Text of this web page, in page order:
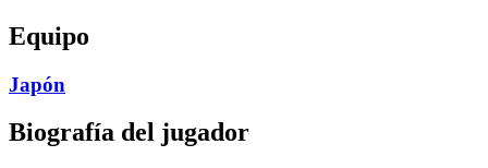
Equipo
Japón
Biografía del jugador